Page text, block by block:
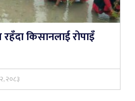
किसानलाई रोपाइँ
२०८३